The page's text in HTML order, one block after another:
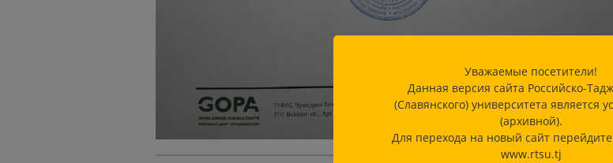
Уважаемые посетители!
Данная версия сайта Российско-
(Славянского) университета является
(архивной).
Для перехода на новый сайт
www.rtsu.tj